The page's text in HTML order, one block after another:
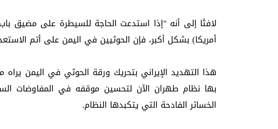
لافتًا إلى أنه "إذا استدعت الحاجة للسيطرة على مضيق
أمريكا) بشكل أكبر، فإن الحوثيين في اليمن على أتم
هذا التهديد الإيراني بتحريك ورقة الحوثي في اليمن
بها نظام طهران الآن لتحسين موقفه في المفاوضات
الخسائر الفادحة التي يتكبدها النظام.